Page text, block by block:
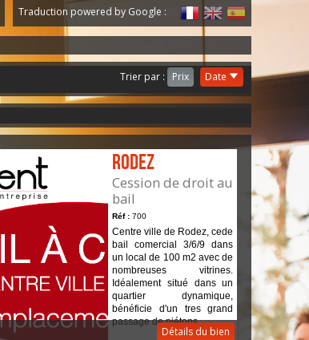
Traduction powered by Google :
Trier par : Prix Date
Rodez
Cession de droit au
bail
Réf :700
Centre ville de Rodez, cede
bail comercial 3/6/9 dans
un local de 100 m2 avec de
nombreuses vitrines.
Idéalement situé dans un
quartier dynamique,
bénéficie d'un tres grand
passage de piétons.
Détails du bien